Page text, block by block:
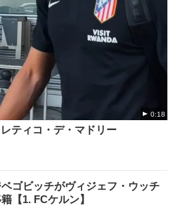
0:18
ティコ・デ・マドリー
ゴビッチがヴィジェフ・ウッチ
【1. FCケルン】